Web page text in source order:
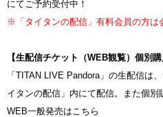
にてご予約受付中！
※「タイタンの配信」有料会員の方は
【生配信チケット（WEB観覧）個別
「TITAN LIVE Pandora」の生配信は
イタンの配信」内にて配信。また個別
WEB一般発売はこちら